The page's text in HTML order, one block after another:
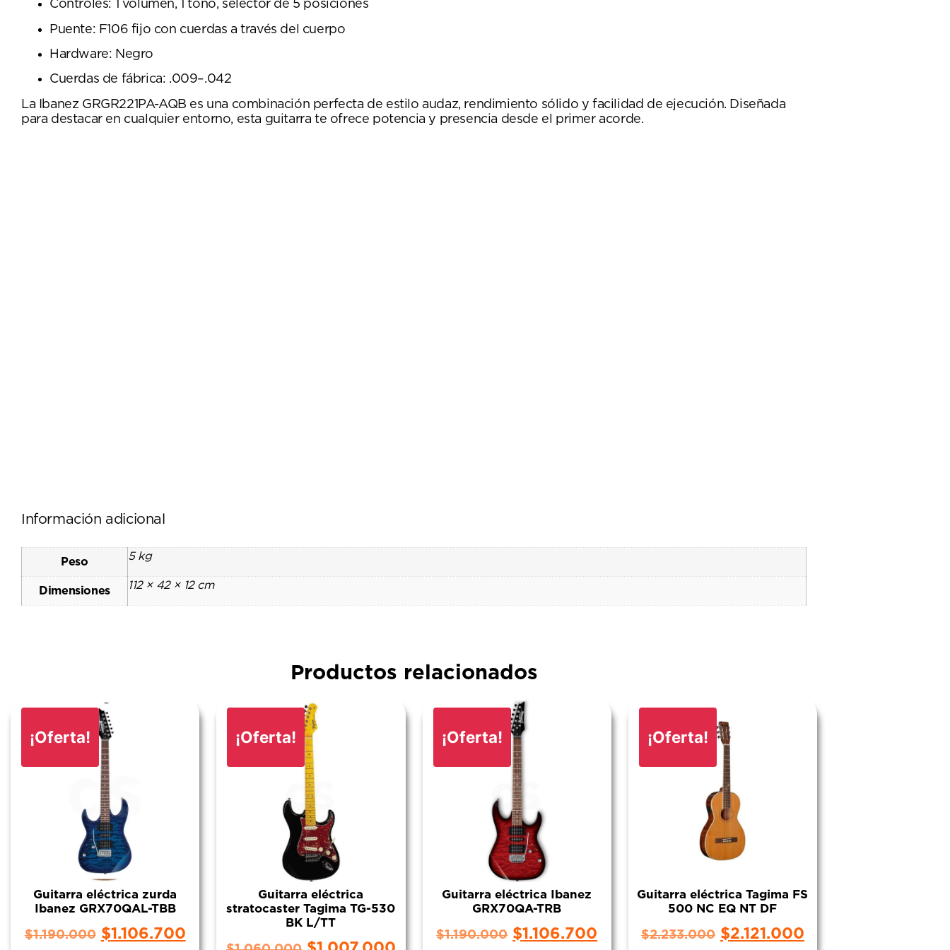
Controles: 1 volumen, 1 tono, selector de 5 posiciones
Puente: F106 fijo con cuerdas a través del cuerpo
Hardware: Negro
Cuerdas de fábrica: .009–.042
La Ibanez GRGR221PA-AQB es una combinación perfecta de estilo audaz, rendimiento sólido y facilidad de ejecución. Diseñada
para destacar en cualquier entorno, esta guitarra te ofrece potencia y presencia desde el primer acorde.
Información adicional
Peso 5 kg
Dimensiones 112 × 42 × 12 cm
Productos relacionados
¡Oferta!
Guitarra eléctrica zurda
Ibanez GRX70QAL-TBB
$1.190.000 $1.106.700
¡Oferta!
Guitarra eléctrica
stratocaster Tagima TG-530
BK L/TT
¡Oferta!
Guitarra eléctrica Ibanez
GRX70QA-TRB
$1.190.000 $1.106.700
¡Oferta!
Guitarra eléctrica Tagima FS
500 NC EQ NT DF
$2.233.000 $2.121.000